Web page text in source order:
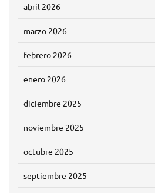
abril 2026
marzo 2026
febrero 2026
enero 2026
diciembre 2025
noviembre 2025
octubre 2025
septiembre 2025